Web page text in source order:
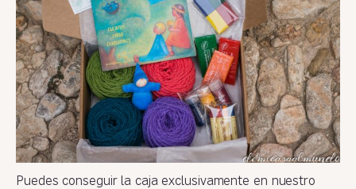
Puedes conseguir la caja exclusivamente en nuestro